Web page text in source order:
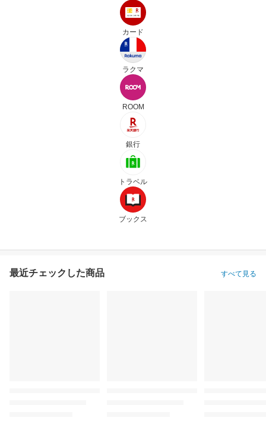
カード
ラクマ
ROOM
銀行
トラベル
ブックス
最近チェックした商品 すべて見る